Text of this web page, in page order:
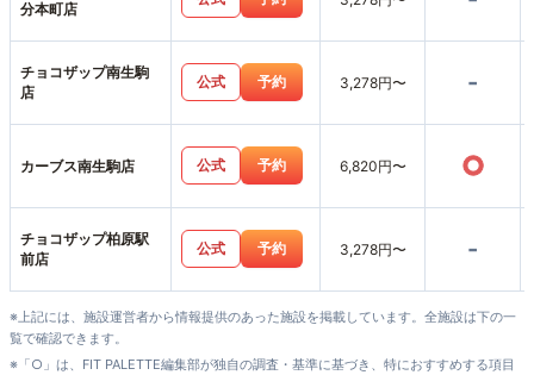
分本町店
チョコザップ南生駒
店
公式 予約 3,278円〜 -
カーブス南生駒店 公式 予約 6,820円〜 ○
チョコザップ柏原駅
前店
公式 予約 3,278円〜 -
※上記には、施設運営者から情報提供のあった施設を掲載しています。全施設は下の一
覧で確認できます。
※「○」は、FIT PALETTE編集部が独自の調査・基準に基づき、特におすすめする項目